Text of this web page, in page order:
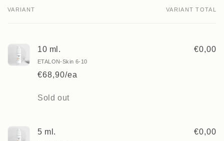
Your
VARIANT VARIANT TOTAL
10 ml.
ETALON-Skin 6-10
€68,90/ea
€0,00
Quantity
Sold out
5 ml. €0,00